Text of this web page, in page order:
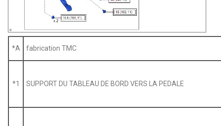
*A fabrication TMC
*1 SUPPORT DU TABLEAU DE BORD VERS LA PEDALE